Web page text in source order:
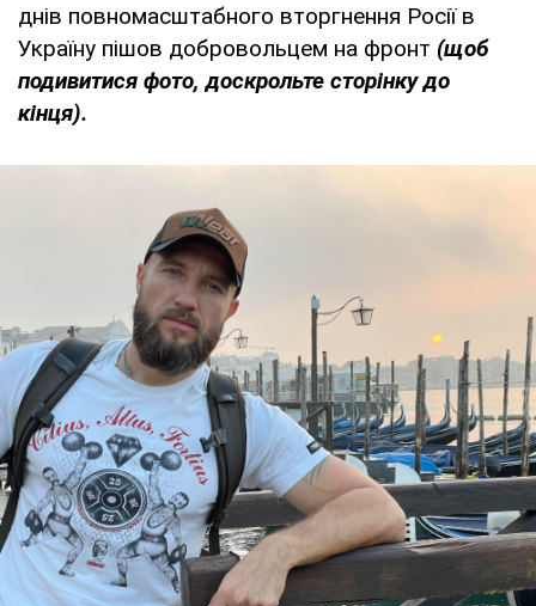
днів повномасштабного вторгнення Росії в
Україну пішов добровольцем на фронт (щоб
подивитися фото, доскрольте сторінку до
кінця).